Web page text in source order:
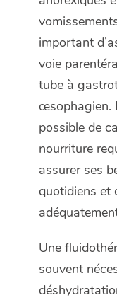
important
voie
tube à
œsophagien.
possible de
nourriture
assurer ses
quotidiens et
Une
souvent